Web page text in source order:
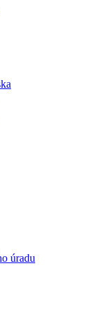
úradu